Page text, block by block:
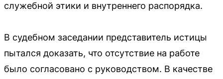
служебной этики и внутреннего распорядка.
В судебном заседании представитель истицы
пытался доказать, что отсутствие на работе
было согласовано с руководством. В качестве